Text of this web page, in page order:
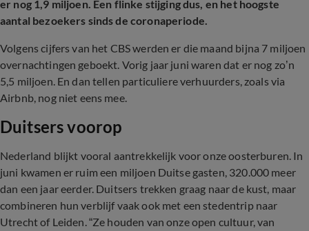
er nog 1,9 miljoen. Een flinke stijging dus, en het hoogste
aantal bezoekers sinds de coronaperiode.
Volgens cijfers van het CBS werden er die maand bijna 7 miljoen
overnachtingen geboekt. Vorig jaar juni waren dat er nog zo’n
5,5 miljoen. En dan tellen particuliere verhuurders, zoals via
Airbnb, nog niet eens mee.
Duitsers voorop
Nederland blijkt vooral aantrekkelijk voor onze oosterburen. In
juni kwamen er ruim een miljoen Duitse gasten, 320.000 meer
dan een jaar eerder. Duitsers trekken graag naar de kust, maar
combineren hun verblijf vaak ook met een stedentrip naar
Utrecht of Leiden. “Ze houden van onze open cultuur, van